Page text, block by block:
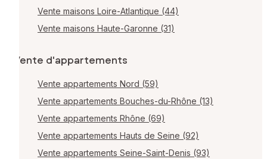
Vente maisons Loire-Atlantique (44)
Vente maisons Haute-Garonne (31)
Vente d'appartements
Vente appartements Nord (59)
Vente appartements Bouches-du-Rhône (13)
Vente appartements Rhône (69)
Vente appartements Hauts de Seine (92)
Vente appartements Seine-Saint-Denis (93)